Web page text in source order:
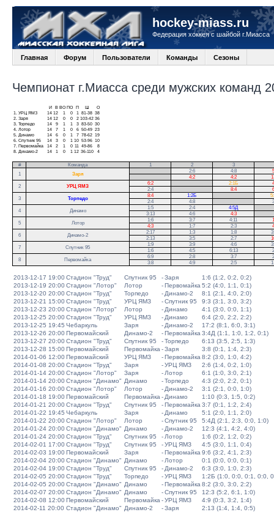
hockey-miass.ru
Федерация хоккея с шайбой г.Миасса
Главная Форум Пользователи Команды Сезоны
Чемпионат г.Миасса среди мужских команд
И В ВО ПО П
О
1.
УРЦ ЯМЗ 14 12 1 0 1 81-38 38
2. Заря 14 12 0 0 2 103-42 36
3. Торпедо 14 9 1 1 3 83-50 30
4. Лотор 14 7 1 0 6 50-49 23
5.
Динамо 14 6 0 1 7 78-62 19
6. Спутник 95 14 3 0 1 10 53-96 10
7.
Первомайка 14 2 1 0 11 49-86
8
8.
Динамо-2 14 1 0 1 12 36-110 4
# Команда 1 2 3
1
Заря
2:6 4:8
4:2 4:2
2
УРЦ ЯМЗ
6:2 2:1Б
2:4
8:4
3
Торпедо
8:4 1:2Б
2:4
4:8
4
Динамо
1:5 2:4 4:5Д
3:13
4:6 4:3
5
Лотор
1:6 3:7 4:11
4:3
1:7 2:3
6
Динамо-2
2:17 1:3 1:8
2:13
3:5 2:7
7
Спутник 95
1:9 3:9 4:6
1:6
4:5 6:13
8
Первомайка
6:9 2:8 3:7
3:8
4:9 2:5
2013-12-17 19:00Стадион "Труд" Спутник 95 -Заря
1:6 (1:2, 0:2, 0:2)
2013-12-19 20:00Стадион "Лотор" Лотор -Первомайка 5:2 (4:0, 1:1, 0:1)
2013-12-20 20:00Стадион "Труд" Торпедо - Динамо-2
8:1 (2:1, 4:0, 2:0)
2013-12-21 15:00Стадион "Труд" УРЦ ЯМЗ -Спутник 95
9:3 (3:1, 3:0, 3:2)
2013-12-23 20:00Стадион "Лотор" Лотор - Динамо
4:1 (3:0, 0:0, 1:1)
2013-12-25 20:00Стадион "Труд" УРЦ ЯМЗ - Динамо
6:4 (2:0, 2:2, 2:2)
2013-12-25 19:45 Чебаркуль Заря - Динамо-2
17:2 (8:1, 6:0, 3:1)
2013-12-26 20:00Первомайский Динамо-2 -Первомайка 3:4Д (1:1, 1:0, 1:2, 0:1)
2013-12-27 20:00Стадион "Труд" Спутник 95 -Торпедо
6:13 (3:5, 2:5, 1:3)
2013-12-28 15:00Первомайский Первомайка -Заря
3:8 (0:1, 1:4, 2:3)
2014-01-06 12:00Первомайский УРЦ ЯМЗ -Первомайка 8:2 (3:0, 1:0, 4:2)
2014-01-08 20:00Стадион "Труд" Заря -УРЦ ЯМЗ
2:6 (1:4, 0:2, 1:0)
2014-01-14 20:00Стадион "Лотор" Заря - Лотор
6:1 (1:0, 3:0, 2:1)
2014-01-14 20:00Стадион "Динамо" Динамо -Торпедо
4:3 (2:0, 2:2, 0:1)
2014-01-16 20:00Стадион "Лотор" Лотор - Динамо-2
3:1 (2:1, 0:0, 1:0)
2014-01-18 19:00Первомайский Первомайка - Динамо
1:10 (0:3, 1:5, 0:2)
2014-01-21 20:00Стадион "Труд" Спутник 95 -Первомайка 3:7 (0:1, 1:2, 2:4)
2014-01-22 19:45 Чебаркуль Заря - Динамо
5:1 (2:0, 1:1, 2:0)
2014-01-22 20:00Стадион "Лотор" Лотор -Спутник 95
5:4Д (2:1, 2:3, 0:0, 1:0)
2014-01-24 20:00Стадион "Динамо" Динамо - Динамо-2
12:3 (4:1, 4:2, 4:0)
2014-01-24 20:00Стадион "Труд" Спутник 95 - Лотор
1:6 (0:2, 1:2, 0:2)
2014-02-01 17:00Стадион "Труд" Спутник 95 -УРЦ ЯМЗ
4:5 (3:0, 1:1, 0:4)
2014-02-03 19:00Первомайский Заря -Первомайка 9:6 (3:2, 4:1, 2:3)
2014-02-04 20:00Стадион "Динамо" Динамо - Лотор
0:1 (0:0, 0:0, 0:1)
2014-02-04 19:00Стадион "Труд" Спутник 95 - Динамо-2
6:3 (3:0, 1:0, 2:3)
2014-02-05 20:00Стадион "Труд" Торпедо -УРЦ ЯМЗ
1:2Б (1:0, 0:0, 0:1, 0:0,
2014-02-05 20:00Стадион "Динамо" Динамо -Первомайка 8:2 (3:0, 3:0, 2:2)
2014-02-07 20:00Стадион "Динамо" Динамо -Спутник 95
12:3 (5:2, 6:1, 1:0)
2014-02-08 12:00Первомайский Первомайка -УРЦ ЯМЗ
4:9 (0:3, 3:2, 1:4)
2014-02-11 20:00 Стадион "Динамо" Динамо-2 -Заря
2:13 (1:4, 1:4, 0:5)